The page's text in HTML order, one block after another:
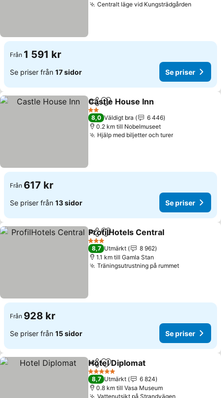
Centralt läge vid Kungsträdgården
Från 1 591 kr
Se priser från 17 sidor Se priser
Dela Lägg till i Mina Favoriter
Castle House Inn
2 Stjärnor
8,0 Väldigt bra
6 446
0.2 km till Nobelmuseet
Hjälp med biljetter och turer
Från 617 kr
Se priser från 13 sidor Se priser
Dela Lägg till i Mina Favoriter
ProfilHotels Central
3 Stjärnor
8,7 Utmärkt
8 962
1.1 km till Gamla Stan
Träningsutrustning på rummet
Från 928 kr
Se priser från 15 sidor Se priser
Dela Lägg till i Mina Favoriter
Hotel Diplomat
5 Stjärnor
8,7 Utmärkt
6 824
0.8 km till Vasa Museum
Vattenutsikt på Strandvägen